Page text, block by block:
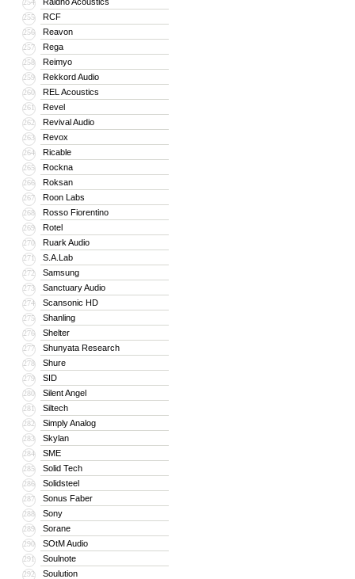
254
255 RCF
256 Reavon
257 Rega
258 Reimyo
259 Rekkord Audio
260 REL Acoustics
261 Revel
262 Revival Audio
263 Revox
264 Ricable
265 Rockna
266 Roksan
267 Roon Labs
268 Rosso Fiorentino
269 Rotel
270 Ruark Audio
271 S.A.Lab
272 Samsung
273 Sanctuary Audio
274 Scansonic HD
275 Shanling
276 Shelter
277 Shunyata Research
278 Shure
279 SID
280 Silent Angel
281 Siltech
282 Simply Analog
283 Skylan
284 SME
285 Solid Tech
286 Solidsteel
287 Sonus Faber
288 Sony
289 Sorane
290 SOtM Audio
291 Soulnote
292 Soulution